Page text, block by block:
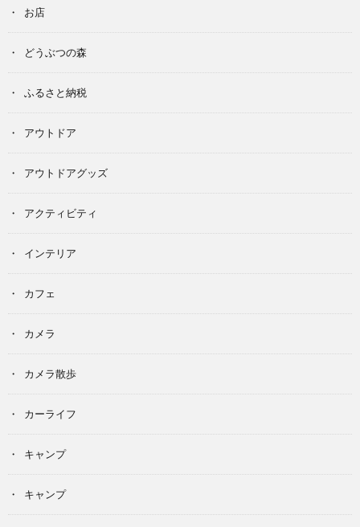
お店
どうぶつの森
ふるさと納税
アウトドア
アウトドアグッズ
アクティビティ
インテリア
カフェ
カメラ
カメラ散歩
カーライフ
キャンプ
キャンプ